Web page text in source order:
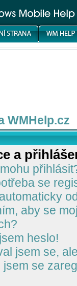
WMHelp.cz
a
se
aby se
heslo!
jsem se,
jsem se